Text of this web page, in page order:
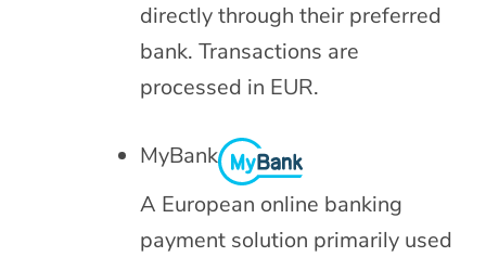
directly through their preferred
bank. Transactions are
processed in EUR.
MyBank
A European online banking
payment solution primarily used